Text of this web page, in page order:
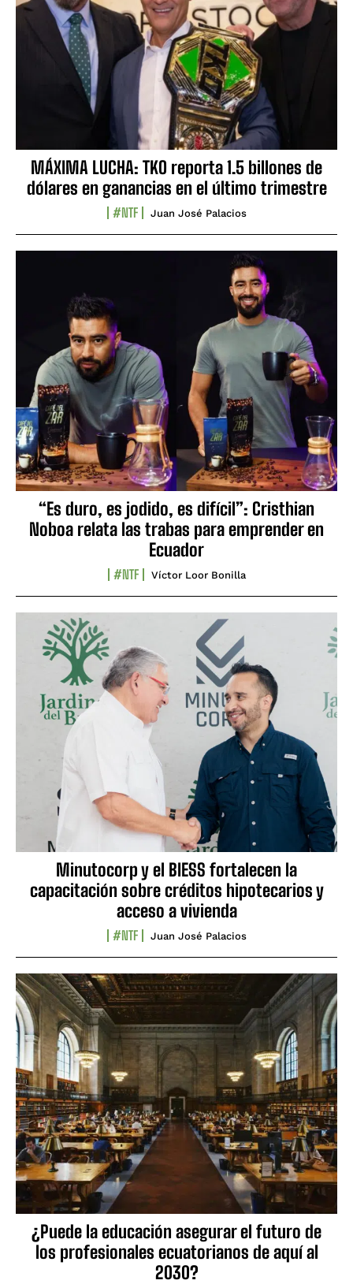
MÁXIMA LUCHA: TKO reporta 1.5 billones de
dólares en ganancias en el último trimestre
#NTF Juan José Palacios
“Es duro, es jodido, es difícil”: Cristhian
Noboa relata las trabas para emprender en
Ecuador
#NTF Víctor Loor Bonilla
Minutocorp y el BIESS fortalecen la
capacitación sobre créditos hipotecarios y
acceso a vivienda
#NTF Juan José Palacios
¿Puede la educación asegurar el futuro de
los profesionales ecuatorianos de aquí al
2030?